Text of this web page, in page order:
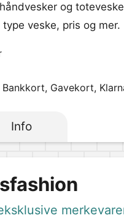
og
veske, pris og mer.
Gavekort,
Info